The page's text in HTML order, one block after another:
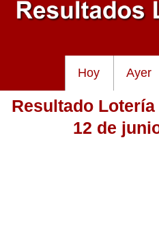
Hoy Ayer
Baloto
Resultado
12 de